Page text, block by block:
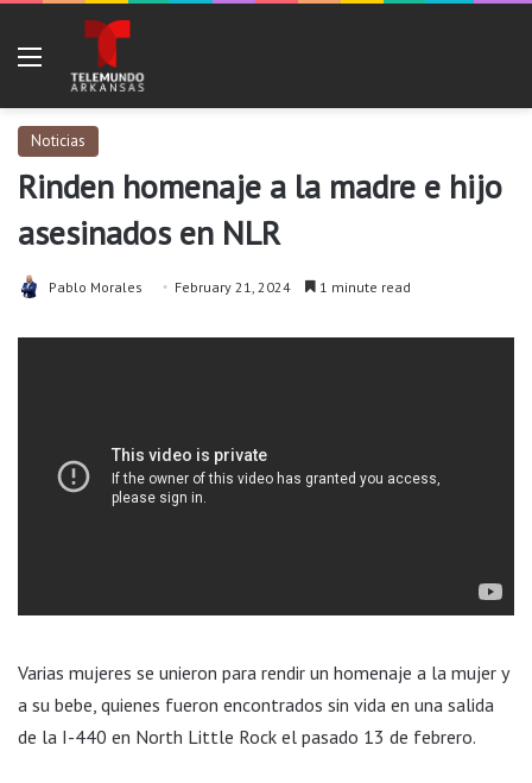
Noticias
Rinden homenaje a la madre e hijo
asesinados en NLR
Pablo Morales February 21, 2024 1 minute read
Varias mujeres se unieron para rendir un homenaje a la mujer y
a su bebe, quienes fueron encontrados sin vida en una salida
de la I-440 en North Little Rock el pasado 13 de febrero.